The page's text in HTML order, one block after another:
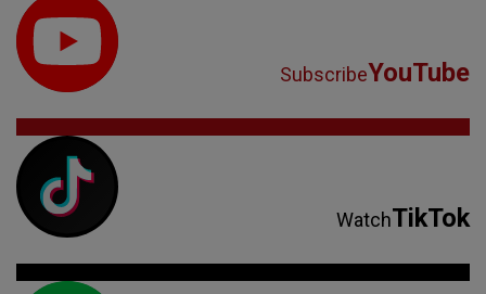
SubscribeYouTube
WatchTikTok